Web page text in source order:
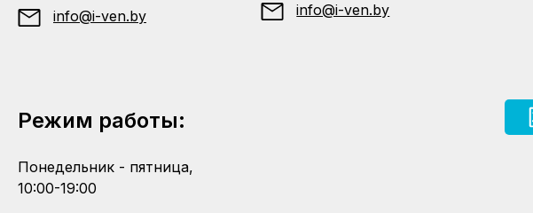
info@i-ven.by info@i-ven.by
Режим работы:
Понедельник - пятница,
10:00-19:00